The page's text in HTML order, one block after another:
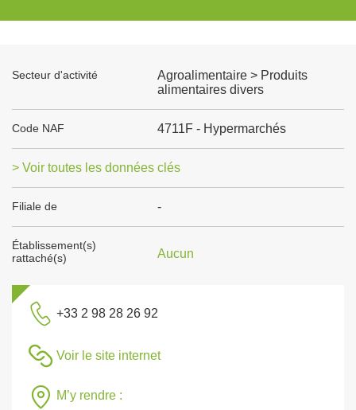
Secteur d'activité
Agroalimentaire > Produits
alimentaires divers
Code NAF 4711F - Hypermarchés
> Voir toutes les données clés
Filiale de -
Établissement(s)
rattaché(s)
Aucun
+33 2 98 28 26 92
Voir le site internet
M’y rendre :